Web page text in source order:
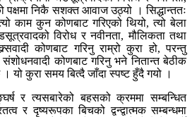
पक्षमा निकै सशक्त आवाज उठ्यो । सिद्धान्ततः
काम कुन कोणबाट गरिएको थियो, त्यो बेला
विरोध र नवीनता, मौलिकता तथा
कोणबाट गरिनु राम्रो कुरा हो, परन्तु
संशोधनवादी कोणबाट गरिनु भने नितान्त बेठीक
यो कुरा समय बित्दै जाँदा स्पष्ट हुँदै गयो ।
र त्यसबारेको बहसको क्रममा सम्बन्धित
र दृष्यरूपका बिचको द्वन्द्वात्मक सम्बन्धमा